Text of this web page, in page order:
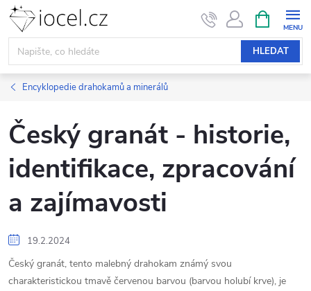
Přejít
obsah
HLEDAT
NÁKUPNÍ
KOŠÍK
Encyklopedie drahokamů a minerálů
Český granát - historie,
identifikace, zpracování
a zajímavosti
19.2.2024
Český granát, tento malebný drahokam známý svou
charakteristickou tmavě červenou barvou (barvou holubí krve), je